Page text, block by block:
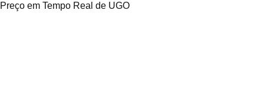
Preço em Tempo Real de UGO